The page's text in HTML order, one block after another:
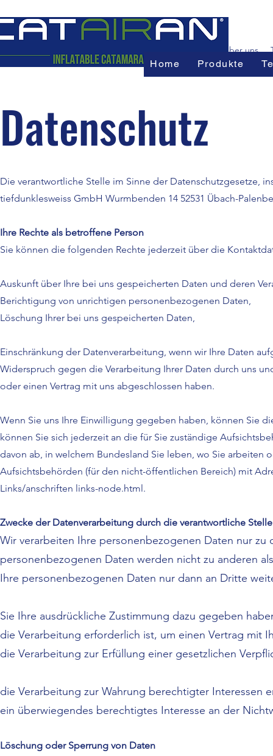
Home Produkte
Datenschutz
Die verantwortliche Stelle im Sinne der Datenschutzgesetze,
tiefdunklesweiss GmbH Wurmbenden 14 52531 Übach-
Ihre Rechte als betroffene Person
Sie können die folgenden Rechte jederzeit über die
Auskunft über Ihre bei uns gespeicherten Daten und deren
Berichtigung von unrichtigen personenbezogenen Daten,
Löschung Ihrer bei uns gespeicherten Daten,
Einschränkung der Datenverarbeitung, wenn wir Ihre Daten
Widerspruch gegen die Verarbeitung Ihrer Daten durch uns
oder einen Vertrag mit uns abgeschlossen haben.
Wenn Sie uns Ihre Einwilligung gegeben haben, können Sie
können Sie sich jederzeit an die für Sie zuständige
davon ab, in welchem Bundesland Sie leben, wo Sie arbeiten
Aufsichtsbehörden (für den nicht-öffentlichen Bereich) mit
Links/anschriften links-node.html.
Zwecke der Datenverarbeitung durch die verantwortliche
Wir verarbeiten Ihre personenbezogenen Daten nur
personenbezogenen Daten werden nicht zu anderen
Ihre personenbezogenen Daten nur dann an Dritte
Sie Ihre ausdrückliche Zustimmung dazu gegeben
die Verarbeitung erforderlich ist, um einen Vertrag mit
die Verarbeitung zur Erfüllung einer gesetzlichen
die Verarbeitung zur Wahrung berechtigter Interessen
ein überwiegendes berechtigtes Interesse an der
Löschung oder Sperrung von Daten
Über uns